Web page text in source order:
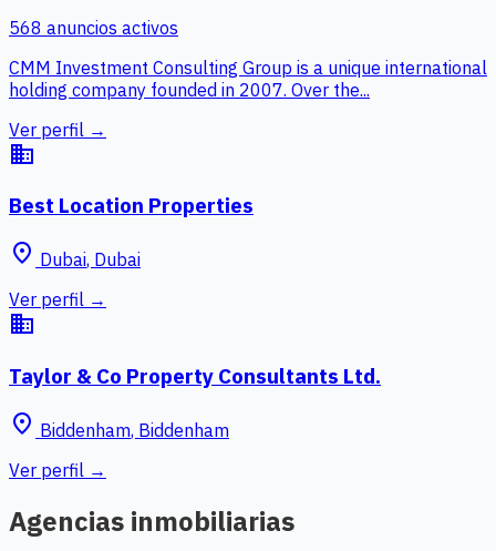
568 anuncios activos
CMM Investment Consulting Group is a unique international
holding company founded in 2007. Over the...
Ver perfil →
business
Best Location Properties
place Dubai, Dubai
Ver perfil →
business
Taylor & Co Property Consultants Ltd.
place Biddenham, Biddenham
Ver perfil →
Agencias inmobiliarias